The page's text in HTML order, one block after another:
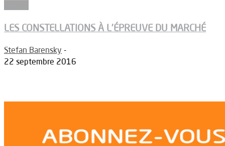
LES CONSTELLATIONS À L’ÉPREUVE DU MARCHÉ
Stefan Barensky -
22 septembre 2016